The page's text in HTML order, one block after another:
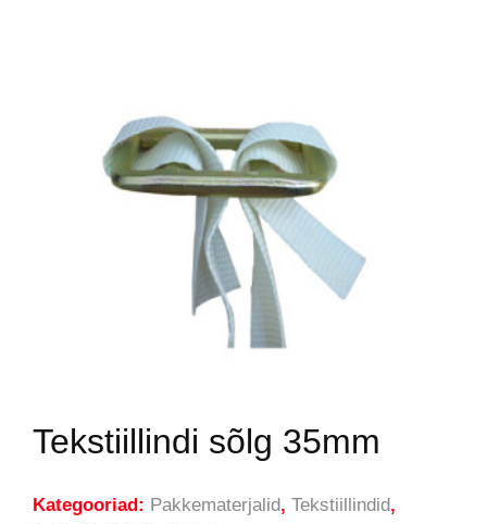
Tekstiillindi sõlg 35mm
Kategooriad: Pakkematerjalid, Tekstiillindid,